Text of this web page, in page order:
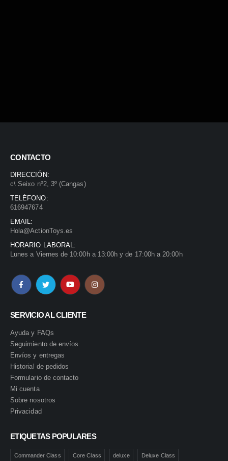
CONTACTO
DIRECCIÓN:
c\ Seixo nº2, 3º (Cangas)
TELÉFONO:
616947674
EMAIL:
Hola@ActionToys.es
HORARIO LABORAL:
Lunes a Viernes de 10:00h a 13:00h y de 17:00h a 20:00h
SERVICIO AL CLIENTE
Ayuda y FAQs
Seguimiento de envíos
Envíos y entregas
Historial de pedidos
Formulario de contacto
Mi cuenta
Sobre nosotros
Privacidad
ETIQUETAS POPULARES
Commander Class Core Class deluxe Deluxe Class